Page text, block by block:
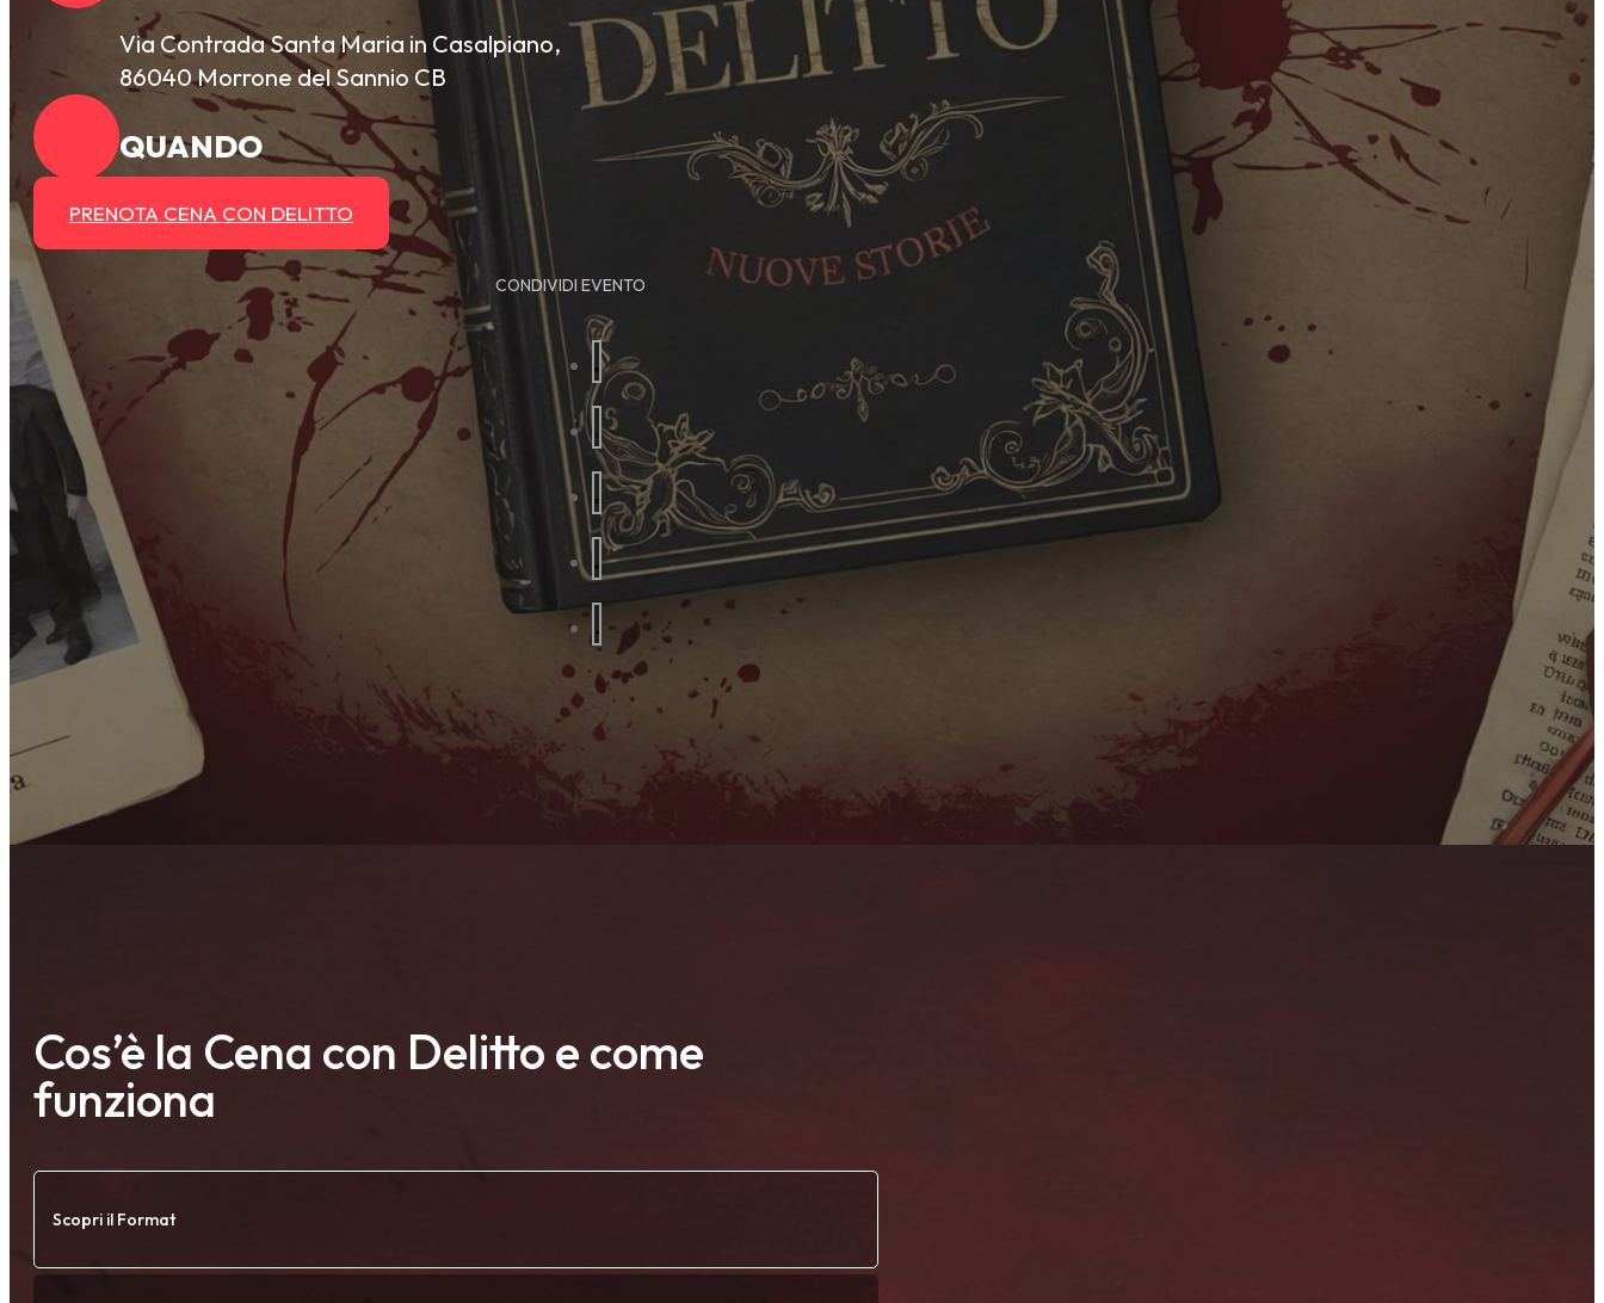
Via Contrada Santa Maria in Casalpiano,
86040 Morrone del Sannio CB
QUANDO
PRENOTA CENA CON DELITTO
CONDIVIDI EVENTO
Cos’è la Cena con Delitto e come
funziona
Scopri il Format